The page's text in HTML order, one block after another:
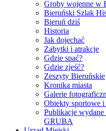
Groby wojenne w
Bieruński Szlak
Bieruń dziś
Historia
Jak dojechać
Zabytki i atrakcje
Gdzie spać?
Gdzie zjeść?
Zeszyty Bieruńskie
Kronika miasta
Galerie
Obiekty sportowe
Publikacje
GRUBA